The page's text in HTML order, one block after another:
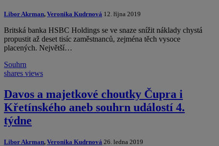
Libor Akrman, Veronika Kudrnová 12. října 2019
Britská banka HSBC Holdings se ve snaze snížit náklady chystá
propustit až deset tisíc zaměstnanců, zejména těch vysoce
placených. Největší…
Souhrn
shares views
Davos a majetkové choutky Čupra i
Křetínského aneb souhrn událostí 4.
týdne
Libor Akrman, Veronika Kudrnová 26. ledna 2019